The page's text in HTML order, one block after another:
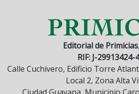
Editorial de
RIF: J-29913424-4
Calle Cuchivero, Edificio Torre
Local 2, Zona Alta